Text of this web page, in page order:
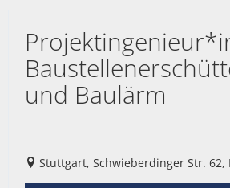
und Baulärm
Stuttgart, Schwieberdinger Str. 62,